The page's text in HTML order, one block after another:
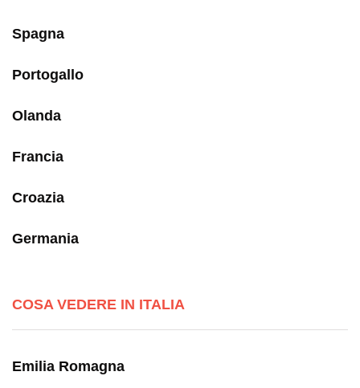
Spagna
Portogallo
Olanda
Francia
Croazia
Germania
COSA VEDERE IN ITALIA
Emilia Romagna